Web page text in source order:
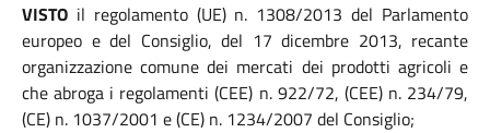
VISTO il regolamento (UE) n. 1308/2013 del Parlamento
europeo e del Consiglio, del 17 dicembre 2013, recante
organizzazione comune dei mercati dei prodotti agricoli e
che abroga i regolamenti (CEE) n. 922/72, (CEE) n. 234/79,
(CE) n. 1037/2001 e (CE) n. 1234/2007 del Consiglio;